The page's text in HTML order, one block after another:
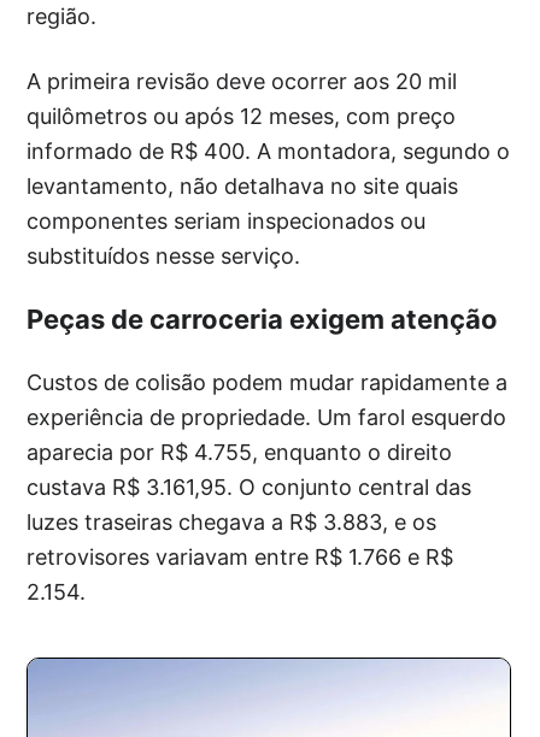
região.
A primeira revisão deve ocorrer aos 20 mil
quilômetros ou após 12 meses, com preço
informado de R$ 400. A montadora, segundo o
levantamento, não detalhava no site quais
componentes seriam inspecionados ou
substituídos nesse serviço.
Peças de carroceria exigem atenção
Custos de colisão podem mudar rapidamente a
experiência de propriedade. Um farol esquerdo
aparecia por R$ 4.755, enquanto o direito
custava R$ 3.161,95. O conjunto central das
luzes traseiras chegava a R$ 3.883, e os
retrovisores variavam entre R$ 1.766 e R$
2.154.